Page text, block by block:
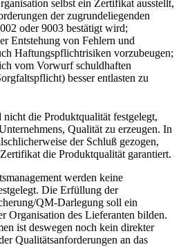
selbst ein Zertifikat ausstellt,
der zugrundeliegenden
oder 9003 bestätigt wird;
Entstehung von Fehlern und
Haftungspflichtrisiken vorzubeugen;
vom Vorwurf schuldhaften
besser entlasten zu
die Produktqualität festgelegt,
Qualität zu erzeugen. In
der Schluß gezogen,
die Produktqualität garantiert.
werden keine
Die Erfüllung der
QM-Darlegung soll ein
Organisation des Lieferanten bilden.
ist deswegen noch kein direkter
Qualitätsanforderungen an das